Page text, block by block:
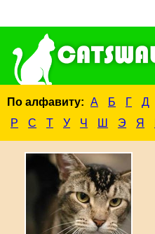
По алфавиту: А Б Г Д
Р
С Т У Ч Ш Э Я